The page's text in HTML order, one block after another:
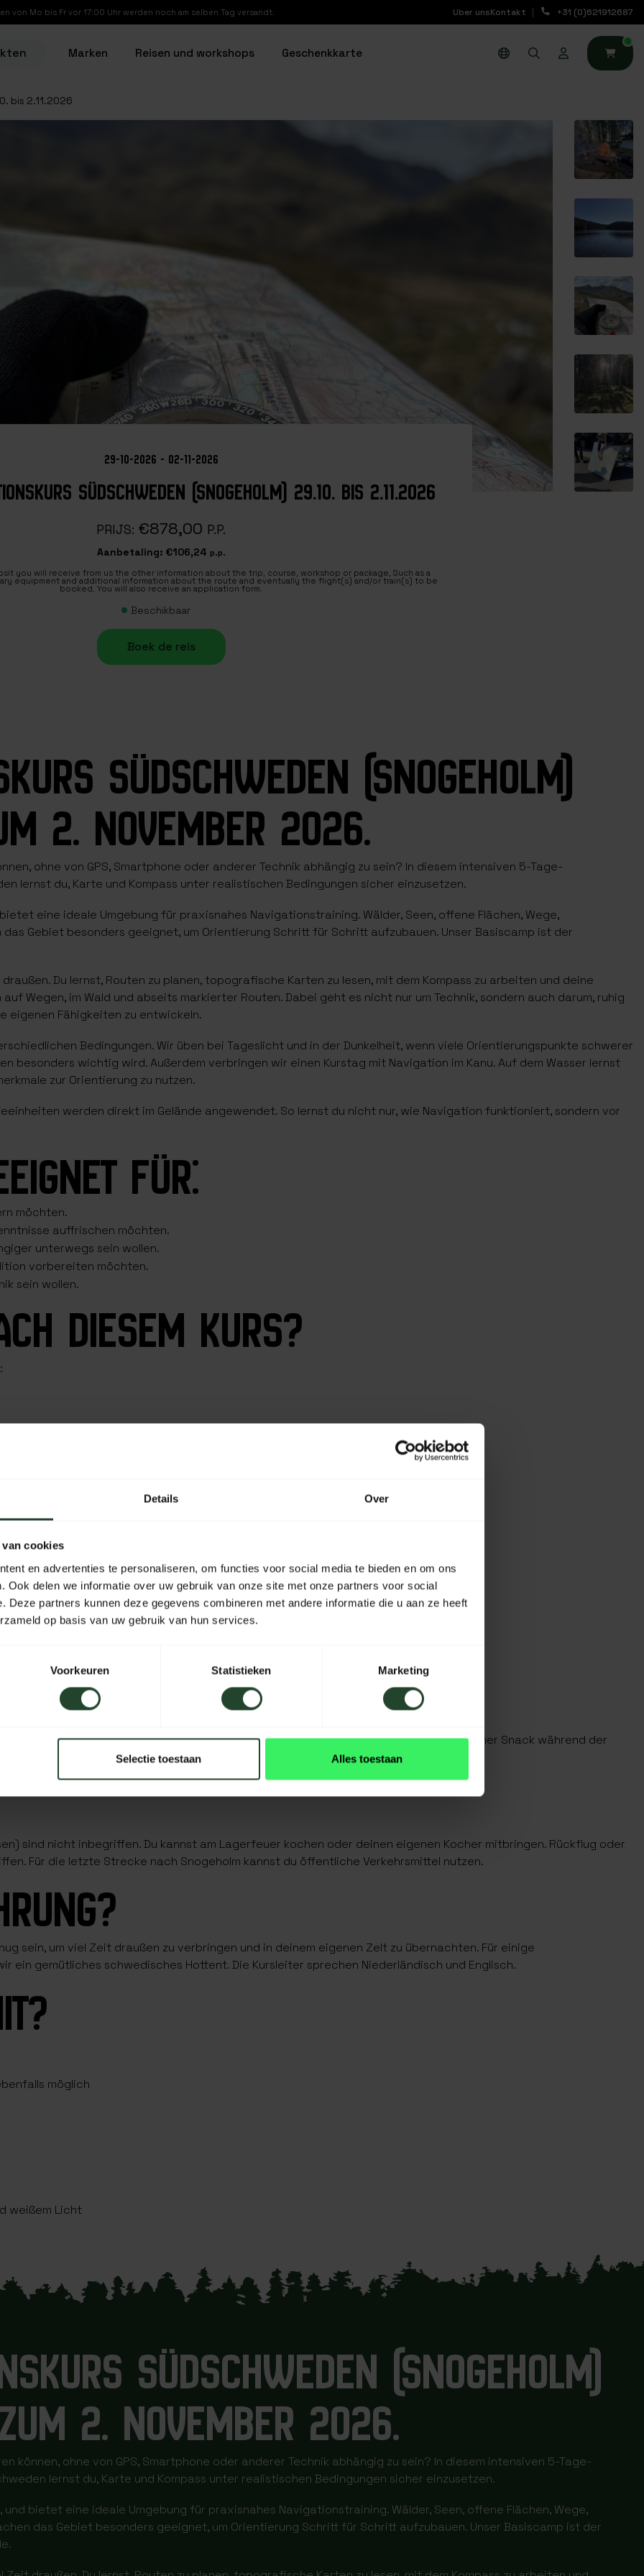
Details Over
van cookies
en advertenties te personaliseren, om functies voor social media te bieden en om ons
Ook delen we informatie over uw gebruik van onze site met onze partners voor social
Deze partners kunnen deze gegevens combineren met andere informatie die u aan ze heeft
op basis van uw gebruik van hun services.
Voorkeuren Statistieken Marketing
Selectie toestaan Alles toestaan
von Mo bis Fr vor 17:00 Uhr werden noch am selben Tag versandt. Uber unsKontakt +31 (0)621912687
Marken Reisen und workshops Geschenkkarte
0
bis 2.11.2026
29-10-2026 - 02-11-2026
SÜDSCHWEDEN (SNOGEHOLM) 29.10. BIS 2.11.2026
PRIJS: €878,00 P.P.
Aanbetaling: €106,24 p.p.
you will receive from us the other information about the trip, course, workshop or package, Such as a
equipment and additional information about the route and eventually the flight(s) and/or train(s) to be
booked. You will also receive an application form.
Beschikbaar
Boek de reis
SÜDSCHWEDEN (SNOGEHOLM)
2. NOVEMBER 2026.
ohne von GPS, Smartphone oder anderer Technik abhängig zu sein? In diesem intensiven 5-Tage-
lernst du, Karte und Kompass unter realistischen Bedingungen sicher einzusetzen.
eine ideale Umgebung für praxisnahes Navigationstraining. Wälder, Seen, offene Flächen, Wege,
Gebiet besonders geeignet, um Orientierung Schritt für Schritt aufzubauen. Unser Basiscamp ist der
Du lernst, Routen zu planen, topografische Karten zu lesen, mit dem Kompass zu arbeiten und deine
Wegen, im Wald und abseits markierter Routen. Dabei geht es nicht nur um Technik, sondern auch darum, ruhig
eigenen Fähigkeiten zu entwickeln.
Bedingungen. Wir üben bei Tageslicht und in der Dunkelheit, wenn viele Orientierungspunkte schwerer
besonders wichtig wird. Außerdem verbringen wir einen Kurstag mit Navigation im Kanu. Auf dem Wasser lernst
zur Orientierung zu nutzen.
werden direkt im Gelände angewendet. So lernst du nicht nur, wie Navigation funktioniert, sondern vor
FÜR:
möchten.
auffrischen möchten.
unterwegs sein wollen.
vorbereiten möchten.
sein wollen.
DIESEM KURS?
und Bedingungen treffen.
Kompass, Betreuung durch Mountain Leaders, Teilnahmezertifikat, Kaffee, Tee, ein kleiner Snack während der
.
sind nicht inbegriffen. Du kannst am Lagerfeuer kochen oder deinen eigenen Kocher mitbringen. Rückflug oder
Für die letzte Strecke nach Snogeholm kannst du öffentliche Verkehrsmittel nutzen.
sein, um viel Zeit draußen zu verbringen und in deinem eigenen Zelt zu übernachten. Für einige
ein gemütliches schwedisches Hottent. Die Kursleiter sprechen Niederländisch und Englisch.
möglich
weißem Licht
SÜDSCHWEDEN (SNOGEHOLM)
2. NOVEMBER 2026.
ohne von GPS, Smartphone oder anderer Technik abhängig zu sein? In diesem intensiven 5-Tage-
lernst du, Karte und Kompass unter realistischen Bedingungen sicher einzusetzen.
bietet eine ideale Umgebung für praxisnahes Navigationstraining. Wälder, Seen, offene Flächen, Wege,
das Gebiet besonders geeignet, um Orientierung Schritt für Schritt aufzubauen. Unser Basiscamp ist der